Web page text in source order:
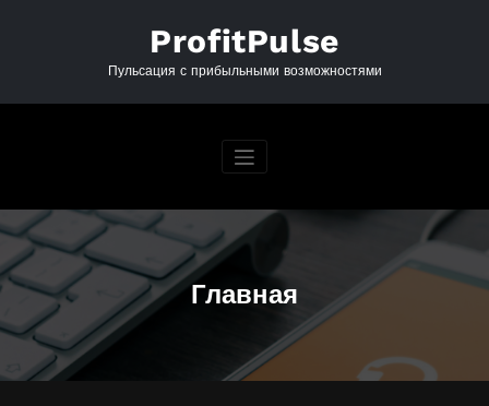
ProfitPulse
Пульсация с прибыльными возможностями
Главная